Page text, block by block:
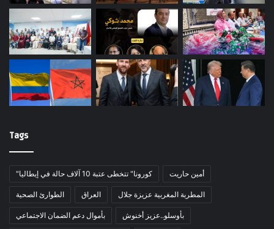
Tags
"كورونا" تتخطى عتبة 10 آلاف حالة في إيطاليا أمين حاريت
الطوارئ الصحية العراق المطربة المغربية عزيزة جلال
بأموال دعم الضمان الاجتماعي بأوسلو..عزيز أخنوش